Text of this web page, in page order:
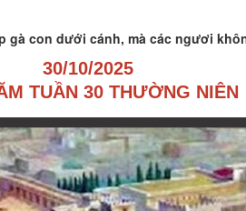
con dưới cánh, mà các ngươi
30/10/2025
TUẦN 30 THƯỜNG NIÊN